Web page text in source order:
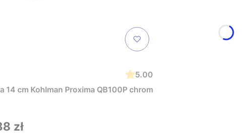
5.00
14 cm Kohlman Proxima QB100P chrom
zł